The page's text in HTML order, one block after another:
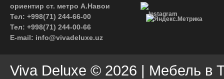
ориентир ст. метро А.Навои
Тел: +998(71) 244-66-00
Тел: +998(71) 244-00-66
E-mail: info@vivadeluxe.uz
Instagram
Viva Deluxe © 2026 | Мебель в